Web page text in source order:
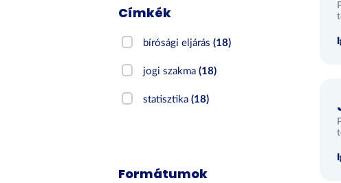
Címkék
bírósági eljárás(18)
jogi szakma(18)
statisztika(18)
Formátumok